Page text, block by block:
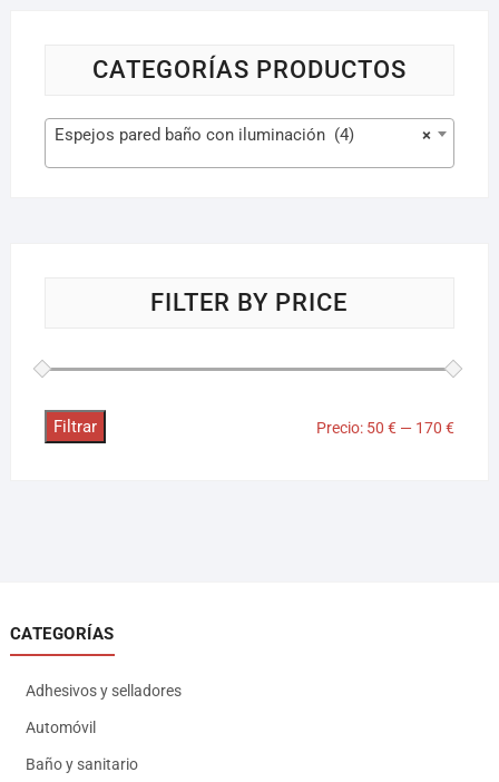
CATEGORÍAS PRODUCTOS
×
Espejos pared baño con iluminación (4)
FILTER BY PRICE
Filtrar Precio: 50 € — 170 €
CATEGORÍAS
Adhesivos y selladores
Automóvil
Baño y sanitario